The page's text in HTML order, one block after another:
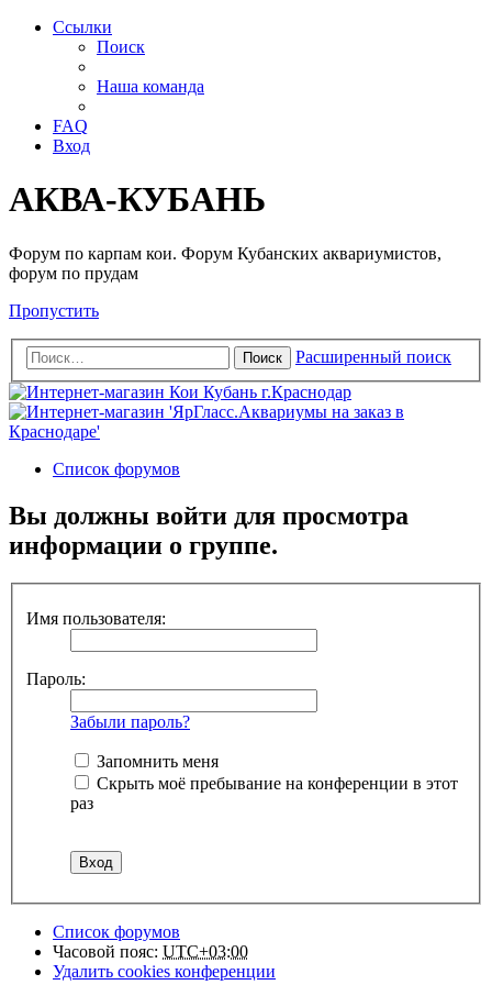
Ссылки
Поиск
Наша команда
FAQ
Вход
АКВА-КУБАНЬ
Форум по карпам кои. Форум Кубанских аквариумистов,
форум по прудам
Пропустить
Поиск Расширенный поиск
Список форумов
Вы должны войти для просмотра
информации о группе.
Имя пользователя:
Пароль:
Забыли пароль?
Запомнить меня
Скрыть моё пребывание на конференции в этот
раз
Список форумов
Часовой пояс: UTC+03:00
Удалить cookies конференции